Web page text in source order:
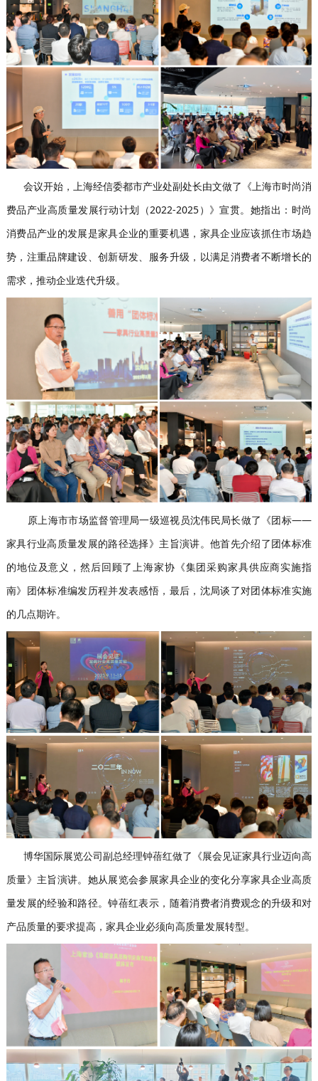
会议开始，上海经信委都市产业处副处长由文做了《上海市时尚消
费品产业高质量发展行动计划（2022-2025）》宣贯。她指出：时尚
消费品产业的发展是家具企业的重要机遇，家具企业应该抓住市场趋
势，注重品牌建设、创新研发、服务升级，以满足消费者不断增长的
需求，推动企业迭代升级。
原上海市市场监督管理局一级巡视员沈伟民局长做了《团标——
家具行业高质量发展的路径选择》主旨演讲。他首先介绍了团体标准
的地位及意义，然后回顾了上海家协《集团采购家具供应商实施指
南》团体标准编发历程并发表感悟，最后，沈局谈了对团体标准实施
的几点期许。
博华国际展览公司副总经理钟蓓红做了《展会见证家具行业迈向高
质量》主旨演讲。她从展览会参展家具企业的变化分享家具企业高质
量发展的经验和路径。钟蓓红表示，随着消费者消费观念的升级和对
产品质量的要求提高，家具企业必须向高质量发展转型。